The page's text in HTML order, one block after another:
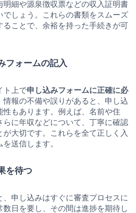
明細や源泉徴収票などの収入証明書
でしょう。これらの書類をスムーズ
ることで、余裕を持った手続きが可
フォームの記入
ト上で申し込みフォームに正確に必
情報の不備や誤りがあると、申し込
もあります。例えば、名前や住
らに年収などについて、丁寧に確認
が大切です。これらを全て正しく入
送信します。
を待つ
、申し込みはすぐに審査プロセスに
日を要し、その間は進捗を期待し